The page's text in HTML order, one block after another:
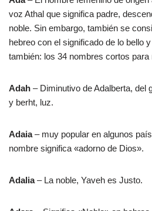
voz Athal que significa padre,
noble. Sin embargo, también se
hebreo con el significado de lo bello
también: los 34 nombres cortos para
Adah – Diminutivo de Adalberta, del
y berht, luz.
Adaia– muy popular en algunos
nombre significa «adorno de Dios».
Adalia– La noble, Yaveh es Justo.